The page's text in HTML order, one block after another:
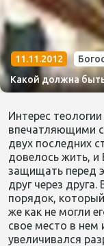
11.11.2012
Какой должна
Интерес
впечатляющими
двух последних
довелось жить,
защищать перед
друг через
порядок,
же как не могли
свое место в нем
увеличивался